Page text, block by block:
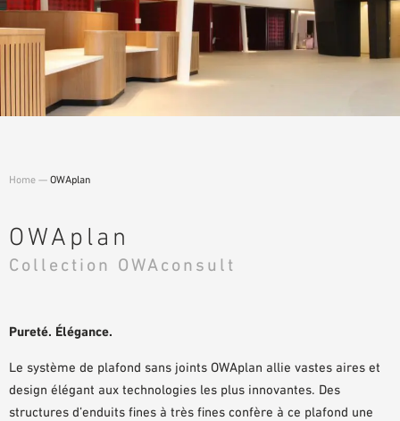
Service
DOCUMENTS D’APPEL D’OFFRES
TÉLÉCHARGEMENTS
DÉCLARATION DE PERFORMANCE (DDP)
Home — OWAplan
OWAplan
Collection OWAconsult
Pureté. Élégance.
Le système de plafond sans joints OWAplan allie vastes aires et
design élégant aux technologies les plus innovantes. Des
structures d’enduits fines à très fines confère à ce plafond une